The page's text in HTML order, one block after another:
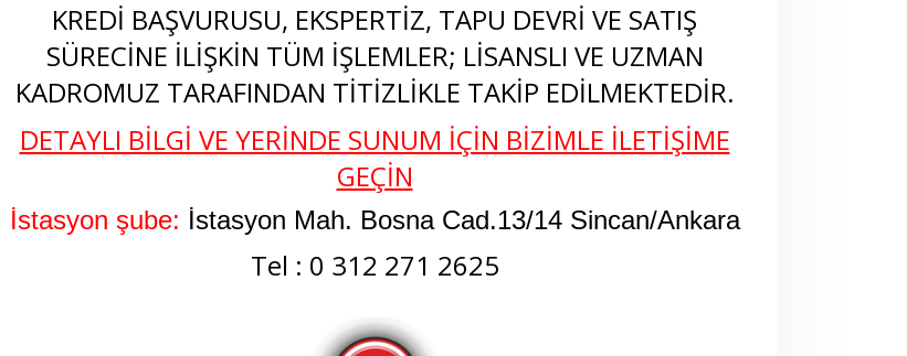
KREDİ BAŞVURUSU, EKSPERTİZ, TAPU DEVRİ VE SATIŞ
SÜRECİNE İLİŞKİN TÜM İŞLEMLER; LİSANSLI VE UZMAN
KADROMUZ TARAFINDAN TİTİZLİKLE TAKİP EDİLMEKTEDİR.
DETAYLI BİLGİ VE YERİNDE SUNUM İÇİN BİZİMLE İLETİŞİME
GEÇİN
İstasyon şube: İstasyon Mah. Bosna Cad.13/14 Sincan/Ankara
Tel : 0 312 271 2625